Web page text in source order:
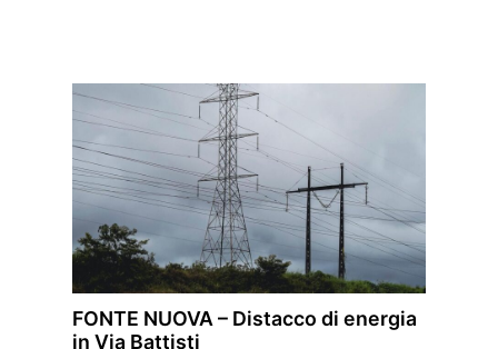
FONTE NUOVA – Distacco di energia
in Via Battisti